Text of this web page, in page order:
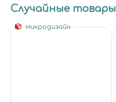
Случайные товары
микродизайн